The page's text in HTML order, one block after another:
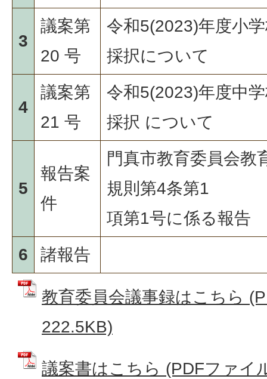
3
議案第
20 号
令和5(2023)年度小
採択について
4
議案第
21 号
令和5(2023)年度中
採択 について
5
報告案
件
門真市教育委員会教
規則第4条第1
項第1号に係る報告
6
諸報告
教育委員会議事録はこちら
222.5KB)
議案書はこちら (PDFファイ